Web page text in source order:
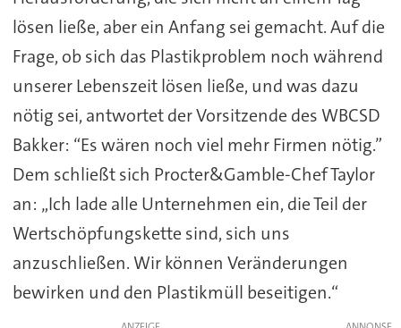
lösen ließe, aber ein Anfang sei gemacht. Auf die
Frage, ob sich das Plastikproblem noch während
unserer Lebenszeit lösen ließe, und was dazu
nötig sei, antwortet der Vorsitzende des WBCSD
Bakker: “Es wären noch viel mehr Firmen nötig.”
Dem schließt sich Procter&Gamble-Chef Taylor
an: „Ich lade alle Unternehmen ein, die Teil der
Wertschöpfungskette sind, sich uns
anzuschließen. Wir können Veränderungen
bewirken und den Plastikmüll beseitigen.“